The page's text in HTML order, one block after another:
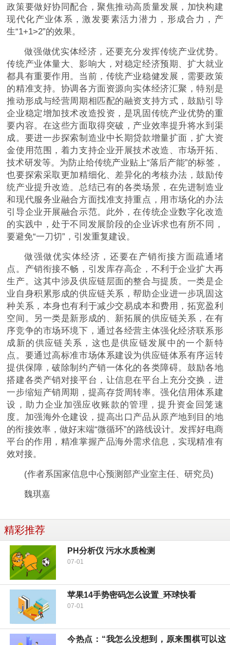
政策要做好协同配合，聚焦推动高质量发展，加快构建
现代化产业体系，激发要素活力潜力，形成合力，产
生“1+1>2”的效果。
做强做优实体经济，还要充分发挥传统产业优势。
传统产业体量大、影响大，对稳定经济预期、扩大就业
都具有重要作用。当前，传统产业稳健发展，需要政策
的精准支持。协调各方面资源向实体经济汇聚，特别是
推动形成与经营周期相匹配的融资支持方式，鼓励引导
企业稳定增加技术改造投资，是巩固传统产业优势的重
要内容。在这些方面取得突破，产业效率提升将水到渠
成。要进一步探索制造业中长期贷款增量扩面，扩大资
金使用范围，着力支持企业开展技术改造、市场开拓、
技术研发等。为防止给传统产业贴上“落后产能”的标签，
也要探索采取更加精细化、差异化的考核办法，鼓励传
统产业提升改造。总结已有的各类场景，在先进制造业
和现代服务业融合方面找准支持重点，用市场化的办法
引导企业开展融合示范。此外，在传统企业数字化改造
的实践中，处于不同发展阶段的企业诉求也有所不同，
要避免“一刀切”，引发重复建设。
做强做优实体经济，还要在产销衔接方面疏通堵
点。产销衔接不畅，引发库存高企，不利于企业扩大再
生产。这其中涉及供应链层面的整合与提质。一类是企
业自身积累形成的供应链关系，帮助企业进一步巩固这
种关系，本身也有利于减少交易成本和费用，拓宽盈利
空间。另一类是新形成的、新拓展的供应链关系，在有
序竞争的市场环境下，通过各经营主体强化经济联系形
成新的供应链关系，这也是供应链发展中的一个新特
点。要通过高标准市场体系建设为供应链体系有序运转
提供保障，破除制约产销一体化的各类障碍。鼓励各地
搭建各类产销对接平台，让信息在平台上充分交换，进
一步缩短产销周期，提高存货周转率。强化信用体系建
设，助力企业加强应收账款的管理，提升资金回笼速
度。加强海外仓建设，提高出口产品从原产地到目的地
的衔接效率，做好末端“微循环”的路线设计。发挥好电商
平台的作用，精准掌握产品海外需求信息，实现精准有
效对接。
(作者系国家信息中心预测部产业室主任、研究员)
魏琪嘉
精彩推荐
PH分析仪 污水水质检测
07-01
苹果14手势密码怎么设置_环球快看
07-01
今热点：“我怎么没想到，原来围棋可以这